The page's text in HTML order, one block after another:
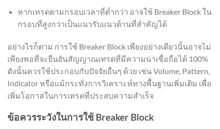
หากเทรดตามกรอบเวลาที่ต่ำกว่า อาจใช้ Breaker Block ใน
กรอบที่สูงกว่าเป็นแนวรับแนวต้านที่สำคัญได้
อย่างไรก็ตาม การใช้ Breaker Block เพียงอย่างเดียวนั้นอาจไม่
เพียงพอที่จะยืนยันสัญญาณเทรดที่มีความน่าเชื่อถือได้ 100%
ดังนั้นควรใช้ประกอบกับปัจจัยอื่นๆ ด้วย เช่น Volume, Pattern,
Indicator หรือแม้กระทั่งการวิเคราะห์ทางพื้นฐานเพิ่มเติม เพื่อ
เพิ่มโอกาสในการเทรดที่ประสบความสำเร็จ
ข้อควรระวังในการใช้ Breaker Block